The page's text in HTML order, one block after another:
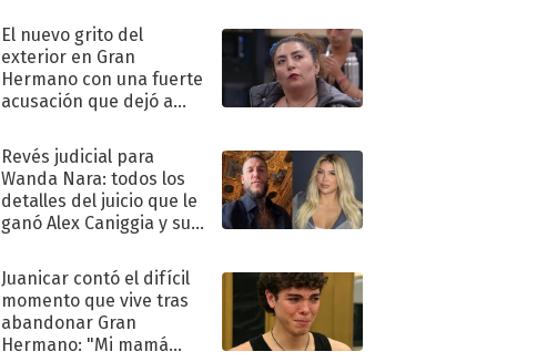
El nuevo grito del
exterior en Gran
Hermano con una fuerte
acusación que dejó a
"Traidora"
Revés judicial para
Wanda Nara: todos los
detalles del juicio que le
ganó Alex Caniggia y sus
Juanicar contó el difícil
momento que vive tras
abandonar Gran
Hermano: "Mi mamá